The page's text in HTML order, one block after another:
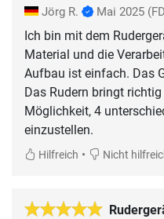
Jörg R. Mai 2025
Ich bin mit dem
Material und die
Aufbau ist einfach. Das
Das Rudern bringt
Möglichkeit, 4
einzustellen.
Hilfreich • Nicht